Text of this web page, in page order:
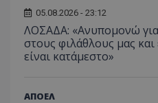
05.08.2026 - 23:12
ΛΟΣΑΔΑ: «Ανυπομονώ
στους φιλάθλους μας
είναι κατάμεστο»
ΑΠΟΕΛ